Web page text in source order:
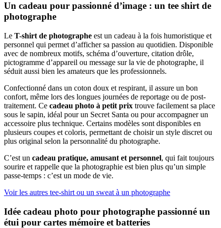
Un cadeau pour passionné d’image : un tee shirt de
photographe
Le T-shirt de photographe est un cadeau à la fois humoristique et
personnel qui permet d’afficher sa passion au quotidien. Disponible
avec de nombreux motifs, schéma d’ouverture, citation drôle,
pictogramme d’appareil ou message sur la vie de photographe, il
séduit aussi bien les amateurs que les professionnels.
Confectionné dans un coton doux et respirant, il assure un bon
confort, même lors des longues journées de reportage ou de post-
traitement. Ce cadeau photo à petit prix trouve facilement sa place
sous le sapin, idéal pour un Secret Santa ou pour accompagner un
accessoire plus technique. Certains modèles sont disponibles en
plusieurs coupes et coloris, permettant de choisir un style discret ou
plus original selon la personnalité du photographe.
C’est un cadeau pratique, amusant et personnel, qui fait toujours
sourire et rappelle que la photographie est bien plus qu’un simple
passe-temps : c’est un mode de vie.
Voir les autres tee-shirt ou un sweat à un photographe
Idée cadeau photo pour photographe passionné un
étui pour cartes mémoire et batteries